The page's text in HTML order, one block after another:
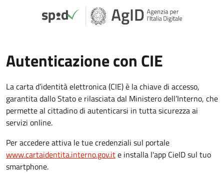
Autenticazione con CIE
La carta d’identità elettronica (CIE) è la chiave di accesso,
garantita dallo Stato e rilasciata dal Ministero dell’Interno, che
permette al cittadino di autenticarsi in tutta sicurezza ai
servizi online.
Per accedere attiva le tue credenziali sul portale
www.cartaidentita.interno.gov.ite installa l'app CieID sul tuo
smartphone.